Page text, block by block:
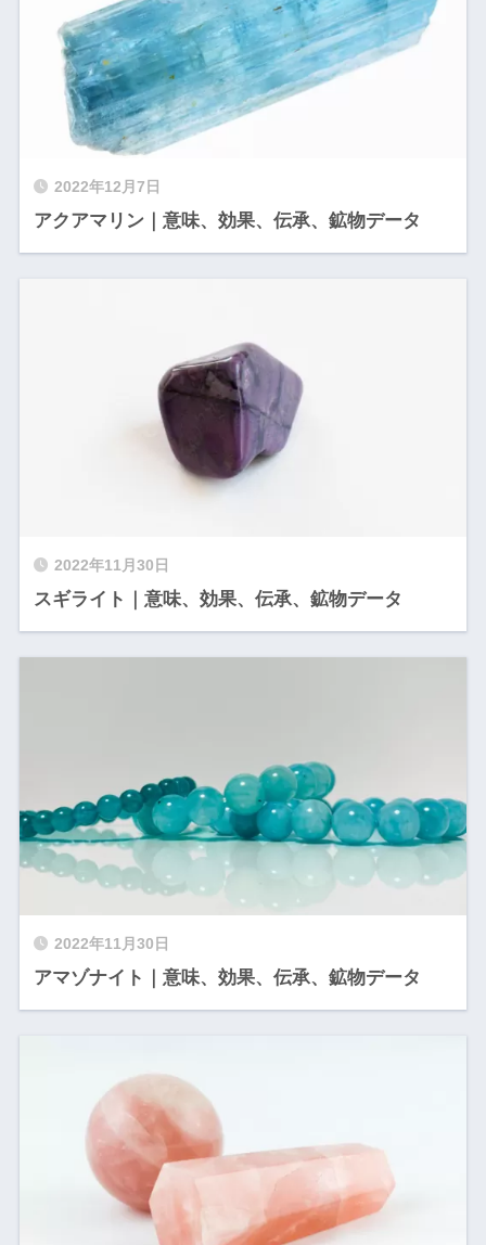
2022年12月7日
アクアマリン｜意味、効果、伝承、鉱物データ
2022年11月30日
スギライト｜意味、効果、伝承、鉱物データ
2022年11月30日
アマゾナイト｜意味、効果、伝承、鉱物データ